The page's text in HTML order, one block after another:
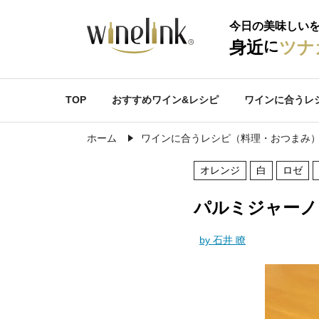
今日の美味しい
身近にツナ
TOP おすすめワイン&レシピ ワインに合うレ
ホーム ワインに合うレシピ（料理・おつまみ
オレンジ 白 ロゼ
パルミジャー
by 石井 瞭